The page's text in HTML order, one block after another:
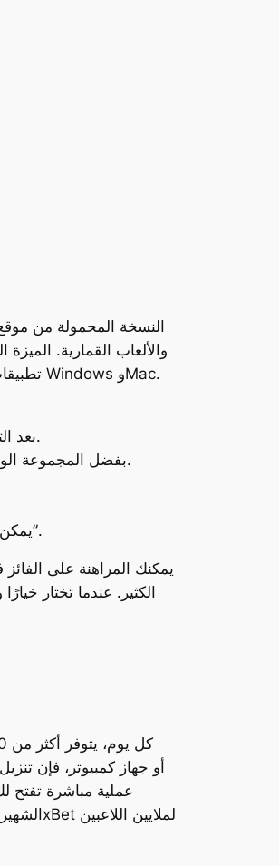
النسخة المحمولة من
والألعاب القمارية.
بعد التسجيل على المنصة باستخدام عنوان بريدك الإلكتروني أو رقم هاتفك، يمكنك البدء في المراهنة على مجموعة واسعة من الأحداث.
بفضل المجموعة الواسعة من الأسواق الرياضية، والاحتمالات التنافسية، والواجهة سهلة الاستخدام، فقد أصبحت الاختيار المفضل للعديد من المراهنين.
لتنزيل تطبيق 1xBet لنظام التشغيل تنزيل برنامج Windows، يمكن للمستخدمين زيارة الموقع الرسمي والانتقال إلى قسم “التطبيقات”.
يمكنك المراهنة على
الكثير. عندما تختار
عملية مباشرة تفتح